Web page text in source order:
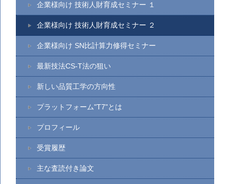
企業様向け 技術人財育成セミナー １
企業様向け 技術人財育成セミナー ２
企業様向け SN比計算力修得セミナー
最新技法CS-T法の狙い
新しい品質工学の方向性
プラットフォーム"T7"とは
プロフィール
受賞履歴
主な査読付き論文